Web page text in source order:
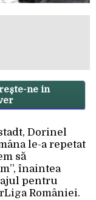
ne in
Dorinel
le-a repetat
să
înaintea
pentru
României.